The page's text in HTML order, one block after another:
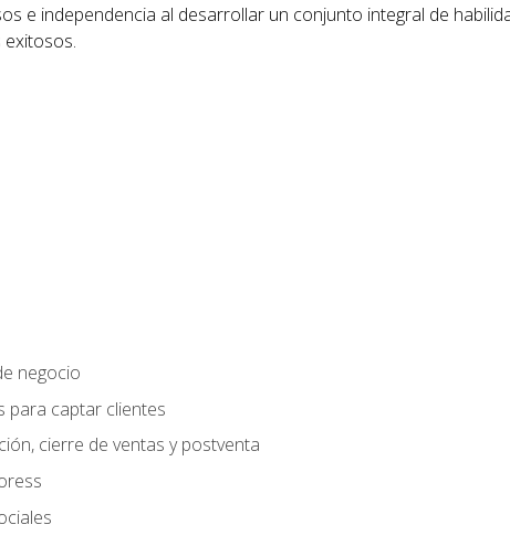
e independencia al desarrollar un conjunto integral de
exitosos.
negocio
para captar clientes
cierre de ventas y postventa